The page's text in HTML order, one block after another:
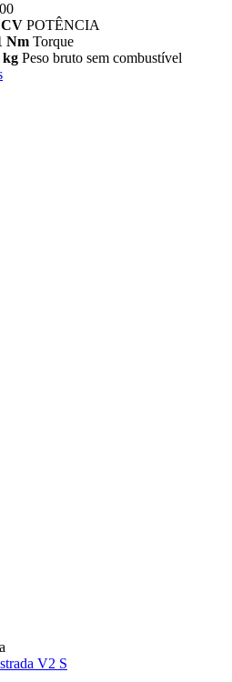
CV POTÊNCIA
Nm Torque
kg Peso bruto sem combustível
V2 S